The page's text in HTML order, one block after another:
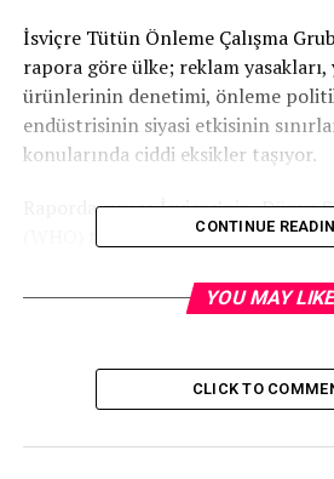
İsviçre Tütün Önleme Çalışma
rapora göre ülke; reklam
ürünlerinin denetimi, önleme
endüstrisinin siyasi etkisinin
konularında ciddi eksikler taşıyor.
Raporda ayrıca İsviçre’nin, Dünya
(WHO) tütün kullanımının
ülkesi olduğuna dikkat çekildi.
Hollanda yer aldı. İsviçre’nin; Doğu
ülkeleriyle aynı grupta
CONTINUE
YOU MAY
CLICK TO